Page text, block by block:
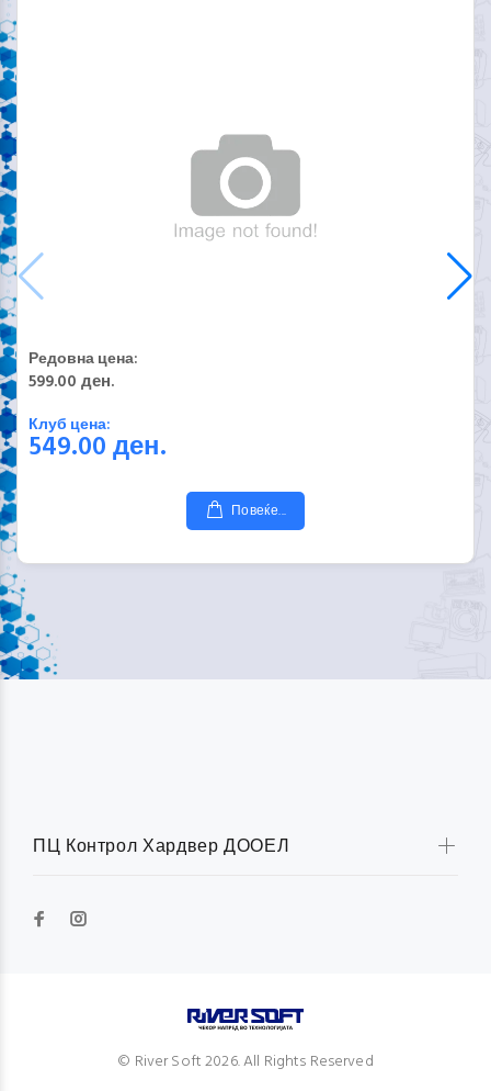
Редовна цена:
599.00 ден.
Клуб цена:
549.00ден.
Повеќе...
ПЦ Контрол Хардвер ДООЕЛ
© River Soft 2026. All Rights Reserved